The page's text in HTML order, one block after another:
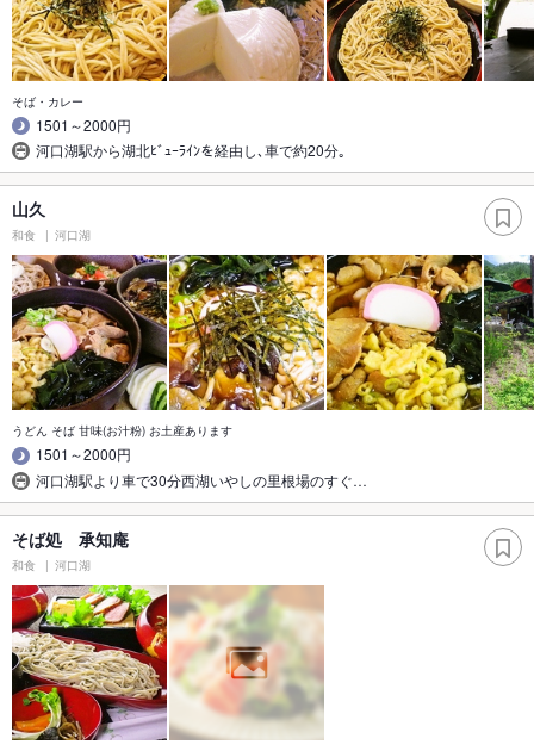
そば・カレー
1501～2000円
河口湖駅から湖北ﾋﾞｭｰﾗｲﾝを経由し､車で約20分｡
山久
和食 河口湖
うどん そば 甘味(お汁粉) お土産あります
1501～2000円
河口湖駅より車で30分西湖いやしの里根場のすぐ…
そば処 承知庵
和食 河口湖